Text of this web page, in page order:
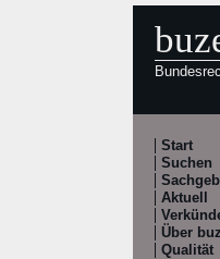
Start
Suchen
Aktuell
Über
Qualität